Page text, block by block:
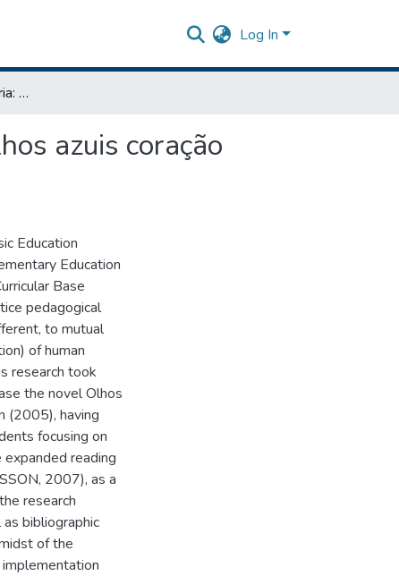
Log In
Por uma educação literária: a Síndrome de Down em Olhos azuis coração vermelho, de Jane Tutikian (2005)
azuis coração
Education
Education
Base
pedagogical
to mutual
of human
research took
the novel Olhos
(2005), having
focusing on
reading
2007), as a
research
bibliographic
of the